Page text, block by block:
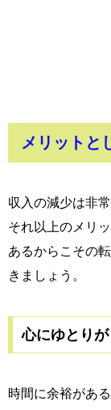
メリットと
収入の減少は非
それ以上のメリ
あるからこその
きましょう。
心にゆとり
時間に余裕があ